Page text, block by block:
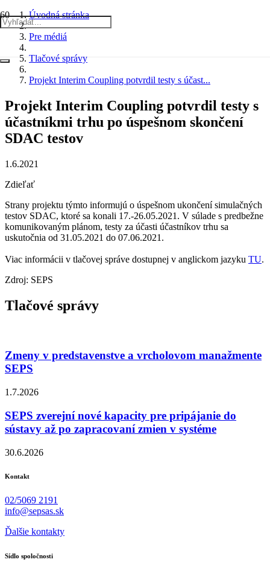
Úvodná stránka
Pre médiá
Tlačové správy
Projekt Interim Coupling potvrdil testy s účast...
Projekt Interim Coupling potvrdil testy s
účastníkmi trhu po úspešnom skončení
SDAC testov
1.6.2021
Zdieľať
Strany projektu týmto informujú o úspešnom ukončení simulačných
testov SDAC, ktoré sa konali 17.-26.05.2021. V súlade s predbežne
komunikovaným plánom, testy za účasti účastníkov trhu sa
uskutočnia od 31.05.2021 do 07.06.2021.
Viac informácii v tlačovej správe dostupnej v anglickom jazyku TU.
Zdroj: SEPS
Tlačové správy
Zmeny v predstavenstve a vrcholovom manažmente
SEPS
1.7.2026
SEPS zverejní nové kapacity pre pripájanie do
sústavy až po zapracovaní zmien v systéme
30.6.2026
Kontakt
02/5069 2191
info@sepsas.sk
Ďalšie kontakty
Sídlo spoločnosti